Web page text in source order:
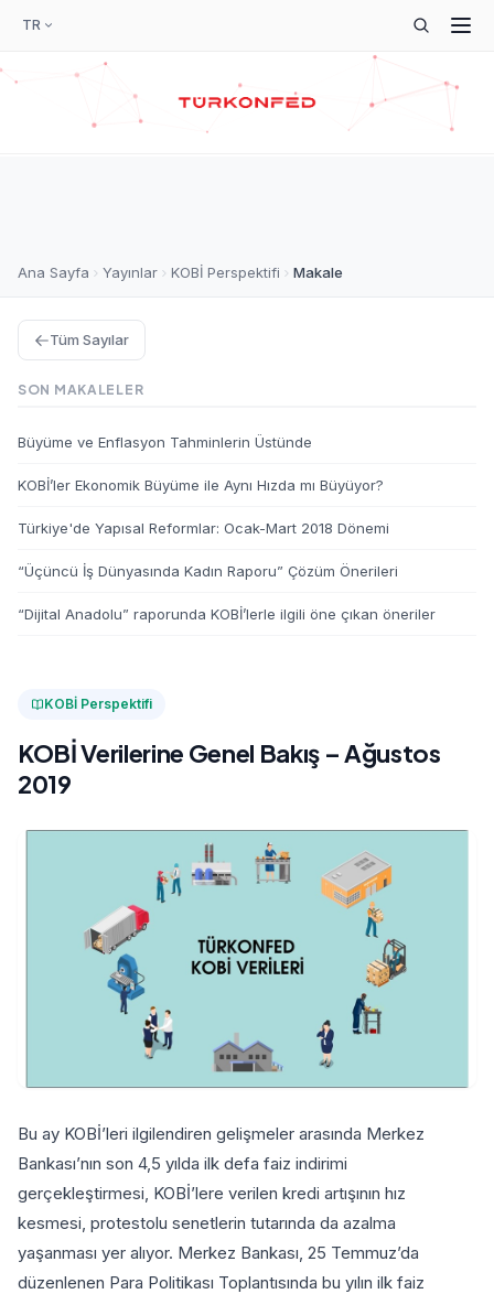
TR
Ana Sayfa Yayınlar KOBİ Perspektifi Makale
KOBİ Perspektifi
KOBİ Verilerine Genel Bakış – Ağustos
2019
Bu ay KOBİ’leri ilgilendiren gelişmeler arasında Merkez
Bankası’nın son 4,5 yılda ilk defa faiz indirimi
gerçekleştirmesi, KOBİ’lere verilen kredi artışının hız
kesmesi, protestolu senetlerin tutarında da azalma
yaşanması yer alıyor. Merkez Bankası, 25 Temmuz’da
düzenlenen Para Politikası Toplantısında bu yılın ilk faiz
Tüm Sayılar
SON MAKALELER
Büyüme ve Enflasyon Tahminlerin Üstünde
KOBİ’ler Ekonomik Büyüme ile Aynı Hızda mı Büyüyor?
Türkiye'de Yapısal Reformlar: Ocak-Mart 2018 Dönemi
“Üçüncü İş Dünyasında Kadın Raporu” Çözüm Önerileri
“Dijital Anadolu” raporunda KOBİ’lerle ilgili öne çıkan öneriler